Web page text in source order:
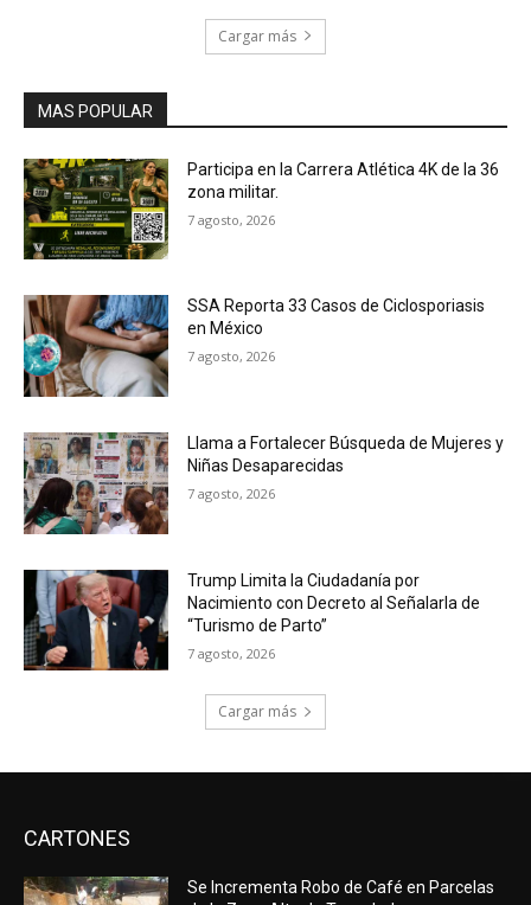
Cargar más
MAS POPULAR
Participa en la Carrera Atlética 4K de la 36
zona militar.
7 agosto, 2026
SSA Reporta 33 Casos de Ciclosporiasis
en México
7 agosto, 2026
Llama a Fortalecer Búsqueda de Mujeres y
Niñas Desaparecidas
7 agosto, 2026
Trump Limita la Ciudadanía por
Nacimiento con Decreto al Señalarla de
“Turismo de Parto”
7 agosto, 2026
Cargar más
CARTONES
Se Incrementa Robo de Café en Parcelas